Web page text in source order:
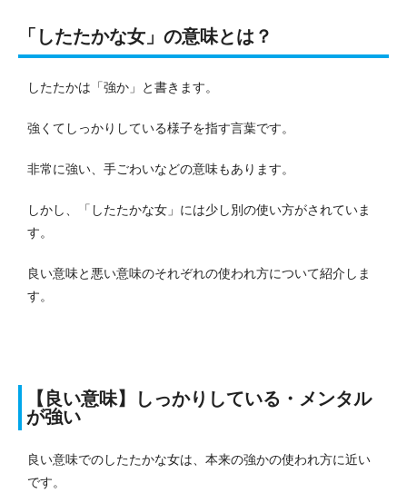
「したたかな女」の意味とは？
したたかは「強か」と書きます。
強くてしっかりしている様子を指す言葉です。
非常に強い、手ごわいなどの意味もあります。
しかし、「したたかな女」には少し別の使い方がされていま
す。
良い意味と悪い意味のそれぞれの使われ方について紹介しま
す。
【良い意味】しっかりしている・メンタル
が強い
良い意味でのしたたかな女は、本来の強かの使われ方に近い
です。